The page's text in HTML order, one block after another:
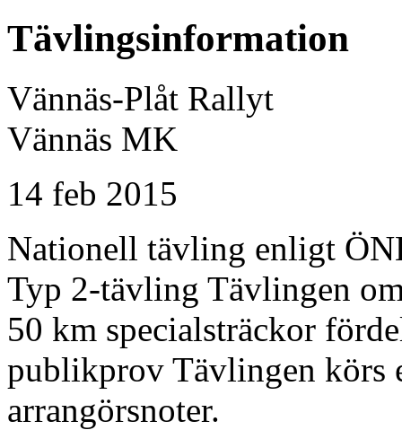
Tävlingsinformation
Vännäs-Plåt Rallyt
Vännäs MK
14 feb 2015
Nationell tävling enligt
Typ 2-tävling Tävlingen
50 km specialsträckor
publikprov Tävlingen körs
arrangörsnoter.